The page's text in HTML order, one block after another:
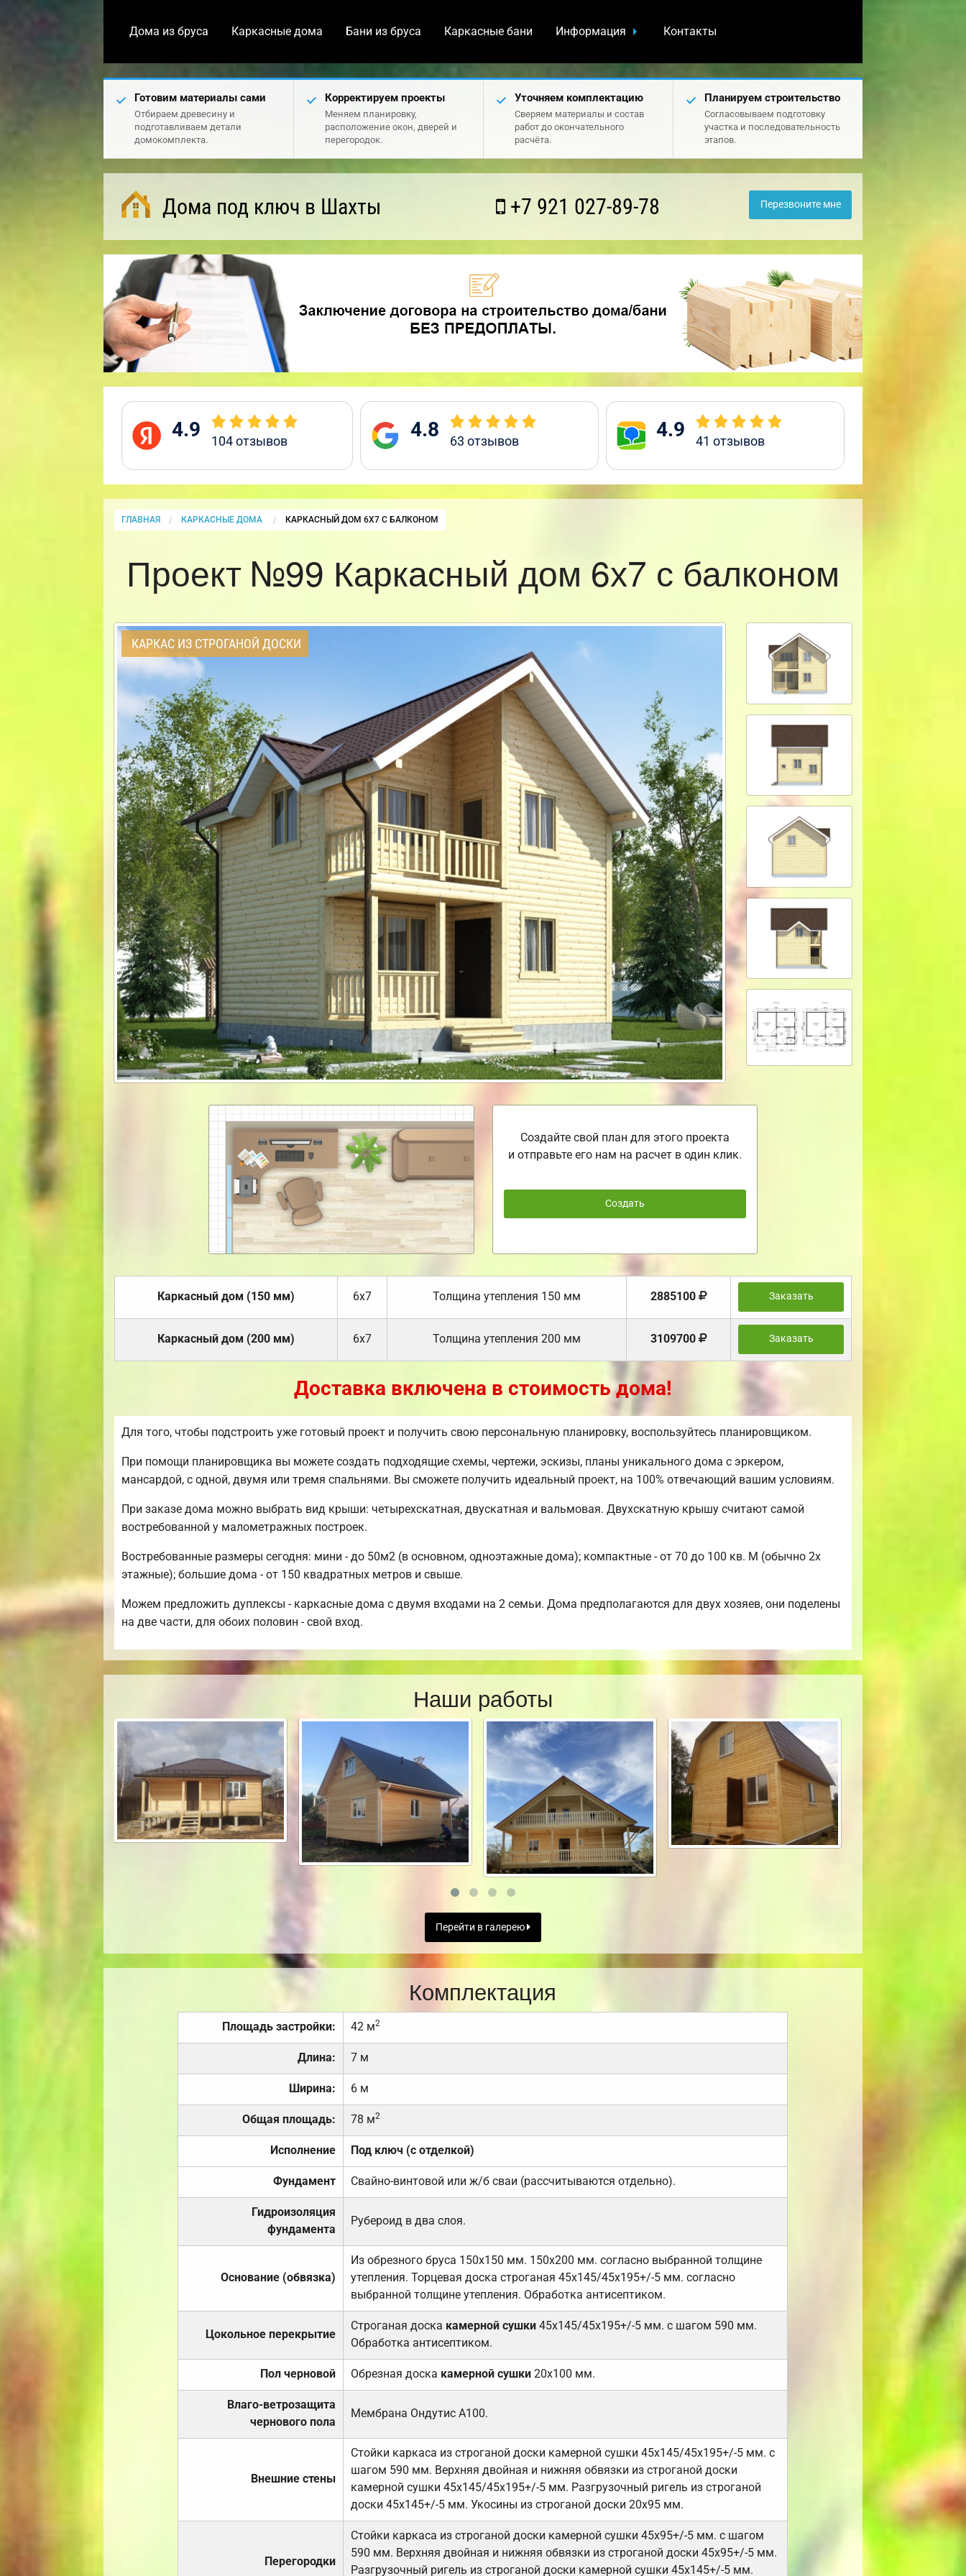
Дома из бруса Каркасные дома Бани из бруса Каркасные бани Информация Контакты
Готовим материалы сами
Отбираем древесину и
подготавливаем детали
домокомплекта.
Корректируем проекты
Меняем планировку,
расположение окон, дверей и
перегородок.
Уточняем комплектацию
Сверяем материалы и состав
работ до окончательного
расчёта.
Планируем строительство
Согласовываем подготовку
участка и последовательность
этапов.
Дома под ключ в Шахты +7 921 027-89-78 Перезвоните мне
4.9 104отзывов 4.8 63 отзывов 4.9 41 отзывов
ГЛАВНАЯ КАРКАСНЫЕ ДОМА CURRENT:
КАРКАСНЫЙ ДОМ 6Х7 С БАЛКОНОМ
Проект №99 Каркасный дом 6х7 с балконом
КАРКАС ИЗ СТРОГАНОЙ ДОСКИ
Создайте свой план для этого проекта
и отправьте его нам на расчет в один клик.
Создать
Каркасный дом (150 мм) 6х7 Толщина утепления 150 мм 2885100 Заказать
Каркасный дом (200 мм) 6х7 Толщина утепления 200 мм 3109700 Заказать
Доставка включена в стоимость дома!
Для того, чтобы подстроить уже готовый проект и получить свою персональную планировку, воспользуйтесь планировщиком.
При помощи планировщика вы можете создать подходящие схемы, чертежи, эскизы, планы уникального дома с эркером,
мансардой, с одной, двумя или тремя спальнями. Вы сможете получить идеальный проект, на 100% отвечающий вашим условиям.
При заказе дома можно выбрать вид крыши: четырехскатная, двускатная и вальмовая. Двухскатную крышу считают самой
востребованной у малометражных построек.
Востребованные размеры сегодня: мини - до 50м2 (в основном, одноэтажные дома); компактные - от 70 до 100 кв. М (обычно 2х
этажные); большие дома - от 150 квадратных метров и свыше.
Можем предложить дуплексы - каркасные дома с двумя входами на 2 семьи. Дома предполагаются для двух хозяев, они поделены
на две части, для обоих половин - свой вход.
Наши работы
Перейти в галерею
Комплектация
Площадь застройки: 42 м2
Длина: 7 м
Ширина: 6 м
Общая площадь: 78 м2
Исполнение Под ключ (с отделкой)
Фундамент Свайно-винтовой или ж/б сваи (рассчитываются отдельно).
Гидроизоляция
фундамента
Рубероид в два слоя.
Основание (обвязка)
Из обрезного бруса 150х150 мм. 150х200 мм. согласно выбранной толщине
утепления. Торцевая доска строганая 45х145/45х195+/-5 мм. согласно
выбранной толщине утепления. Обработка антисептиком.
Цокольное перекрытие
Строганая доска камерной сушки 45х145/45х195+/-5 мм. с шагом 590 мм.
Обработка антисептиком.
Пол черновой Обрезная доска камерной сушки20х100 мм.
Влаго-ветрозащита
чернового пола
Мембрана Ондутис А100.
Внешние стены
Стойки каркаса из строганой доски камерной сушки 45х145/45х195+/-5 мм. с
шагом 590 мм. Верхняя двойная и нижняя обвязки из строганой доски
камерной сушки 45х145/45х195+/-5 мм. Разгрузочный ригель из строганой
доски 45х145+/-5 мм. Укосины из строганой доски 20х95 мм.
Перегородки
Стойки каркаса из строганой доски камерной сушки 45х95+/-5 мм. с шагом
590 мм. Верхняя двойная и нижняя обвязки из строганой доски 45х95+/-5 мм.
Разгрузочный ригель из строганой доски камерной сушки 45х145+/-5 мм.